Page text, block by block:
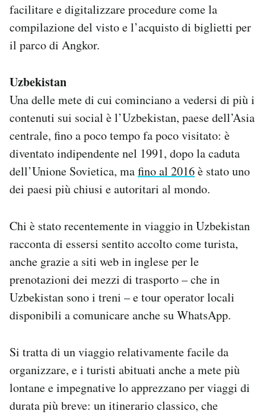
facilitare e digitalizzare procedure come la
compilazione del visto e l’acquisto di biglietti per
il parco di Angkor.
Uzbekistan
Una delle mete di cui cominciano a vedersi di più i
contenuti sui social è l’Uzbekistan, paese dell’Asia
centrale, fino a poco tempo fa poco visitato: è
diventato indipendente nel 1991, dopo la caduta
dell’Unione Sovietica, mafino al 2016è stato uno
dei paesi più chiusi e autoritari al mondo.
Chi è stato recentemente in viaggio in Uzbekistan
racconta di essersi sentito accolto come turista,
anche grazie a siti web in inglese per le
prenotazioni dei mezzi di trasporto – che in
Uzbekistan sono i treni – e tour operator locali
disponibili a comunicare anche su WhatsApp.
Si tratta di un viaggio relativamente facile da
organizzare, e i turisti abituati anche a mete più
lontane e impegnative lo apprezzano per viaggi di
durata più breve: un itinerario classico, che